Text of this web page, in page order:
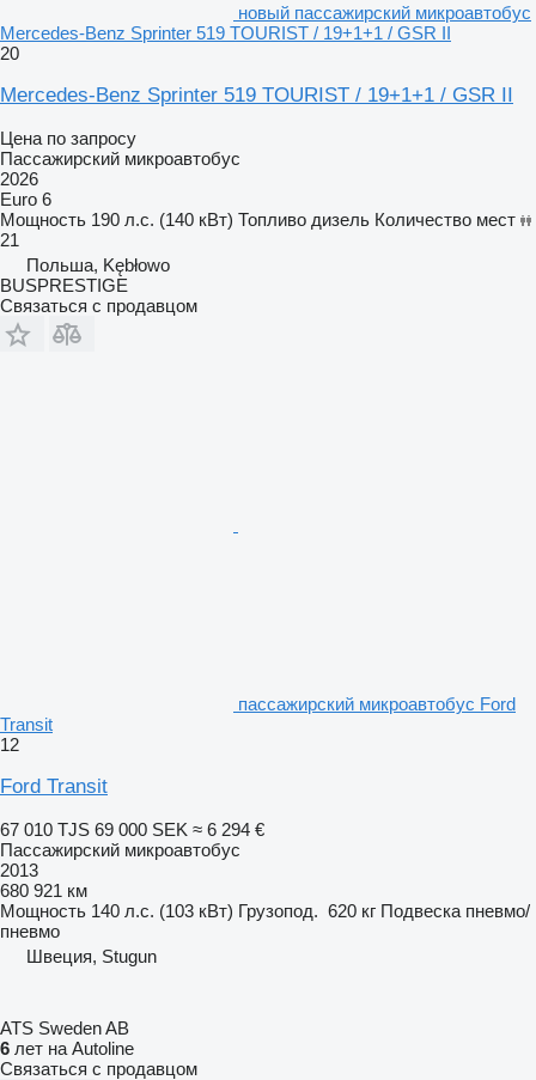
новый пассажирский микроавтобус
Mercedes-Benz Sprinter 519 TOURIST / 19+1+1 / GSR II
20
Mercedes-Benz Sprinter 519 TOURIST / 19+1+1 / GSR II
Цена по запросу
Пассажирский микроавтобус
2026
Euro 6
Мощность 190 л.с. (140 кВт) Топливо дизель Количество мест
21
Польша, Kębłowo
BUSPRESTIGE
Связаться с продавцом
пассажирский микроавтобус Ford
Transit
12
Ford Transit
67 010 TJS 69 000 SEK ≈ 6 294 €
Пассажирский микроавтобус
2013
680 921 км
Мощность 140 л.с. (103 кВт) Грузопод. 620 кг Подвеска пневмо/
пневмо
Швеция, Stugun
ATS Sweden AB
6 лет на Autoline
Связаться с продавцом